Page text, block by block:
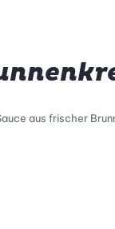
aus frischer
1 von 5
Info